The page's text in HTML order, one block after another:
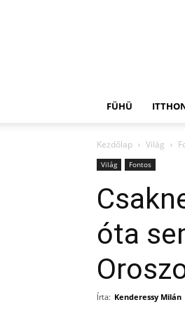
FÜHÜ
Kezdőlap Világ
Világ Fontos
óta
Írta: Kenderessy Milán